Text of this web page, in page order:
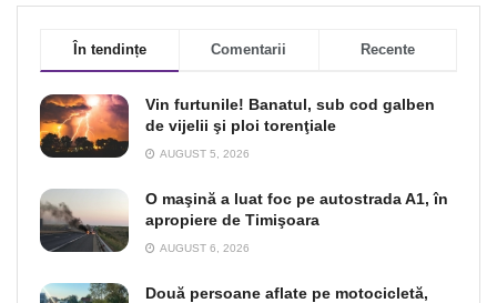
În tendințe Comentarii Recente
Vin furtunile! Banatul, sub cod galben
de vijelii şi ploi torenţiale
AUGUST 5, 2026
O maşină a luat foc pe autostrada A1, în
apropiere de Timişoara
AUGUST 6, 2026
Două persoane aflate pe motocicletă,